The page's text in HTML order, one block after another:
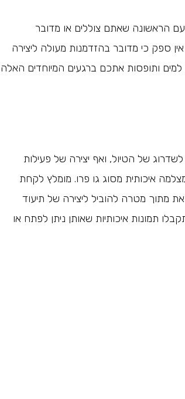
הראשונה שאתם צוללים או מדובר
ספק כי מדובר בהזדמנות מעולה ליצירה
ותופסות אתכם ברגעים המיוחדים האלה
של הטיול, ואף יצירה של פעילות
איכותית מסוג גו פרו. מומלץ לקחת
מתוך מטרה להוביל ליצירה של תיעוד
תמונות איכותיות שאותן ניתן לפתח או